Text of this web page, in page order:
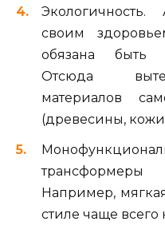
своим
обязана быть
Отсюда
материалов
(древесины,
Например,
стиле чаще всего